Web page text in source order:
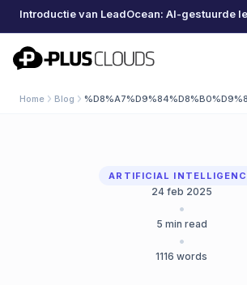
PlusClouds
Home Blog
ARTIFICIAL
24 feb 2025
•
5 min read
•
1116 words